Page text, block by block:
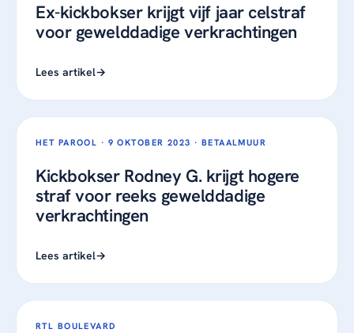
Ex-kickbokser krijgt vijf jaar celstraf
voor gewelddadige verkrachtingen
Lees artikel
HET PAROOL · 9 OKTOBER 2023 · BETAALMUUR
Kickbokser Rodney G. krijgt hogere
straf voor reeks gewelddadige
verkrachtingen
Lees artikel
RTL BOULEVARD